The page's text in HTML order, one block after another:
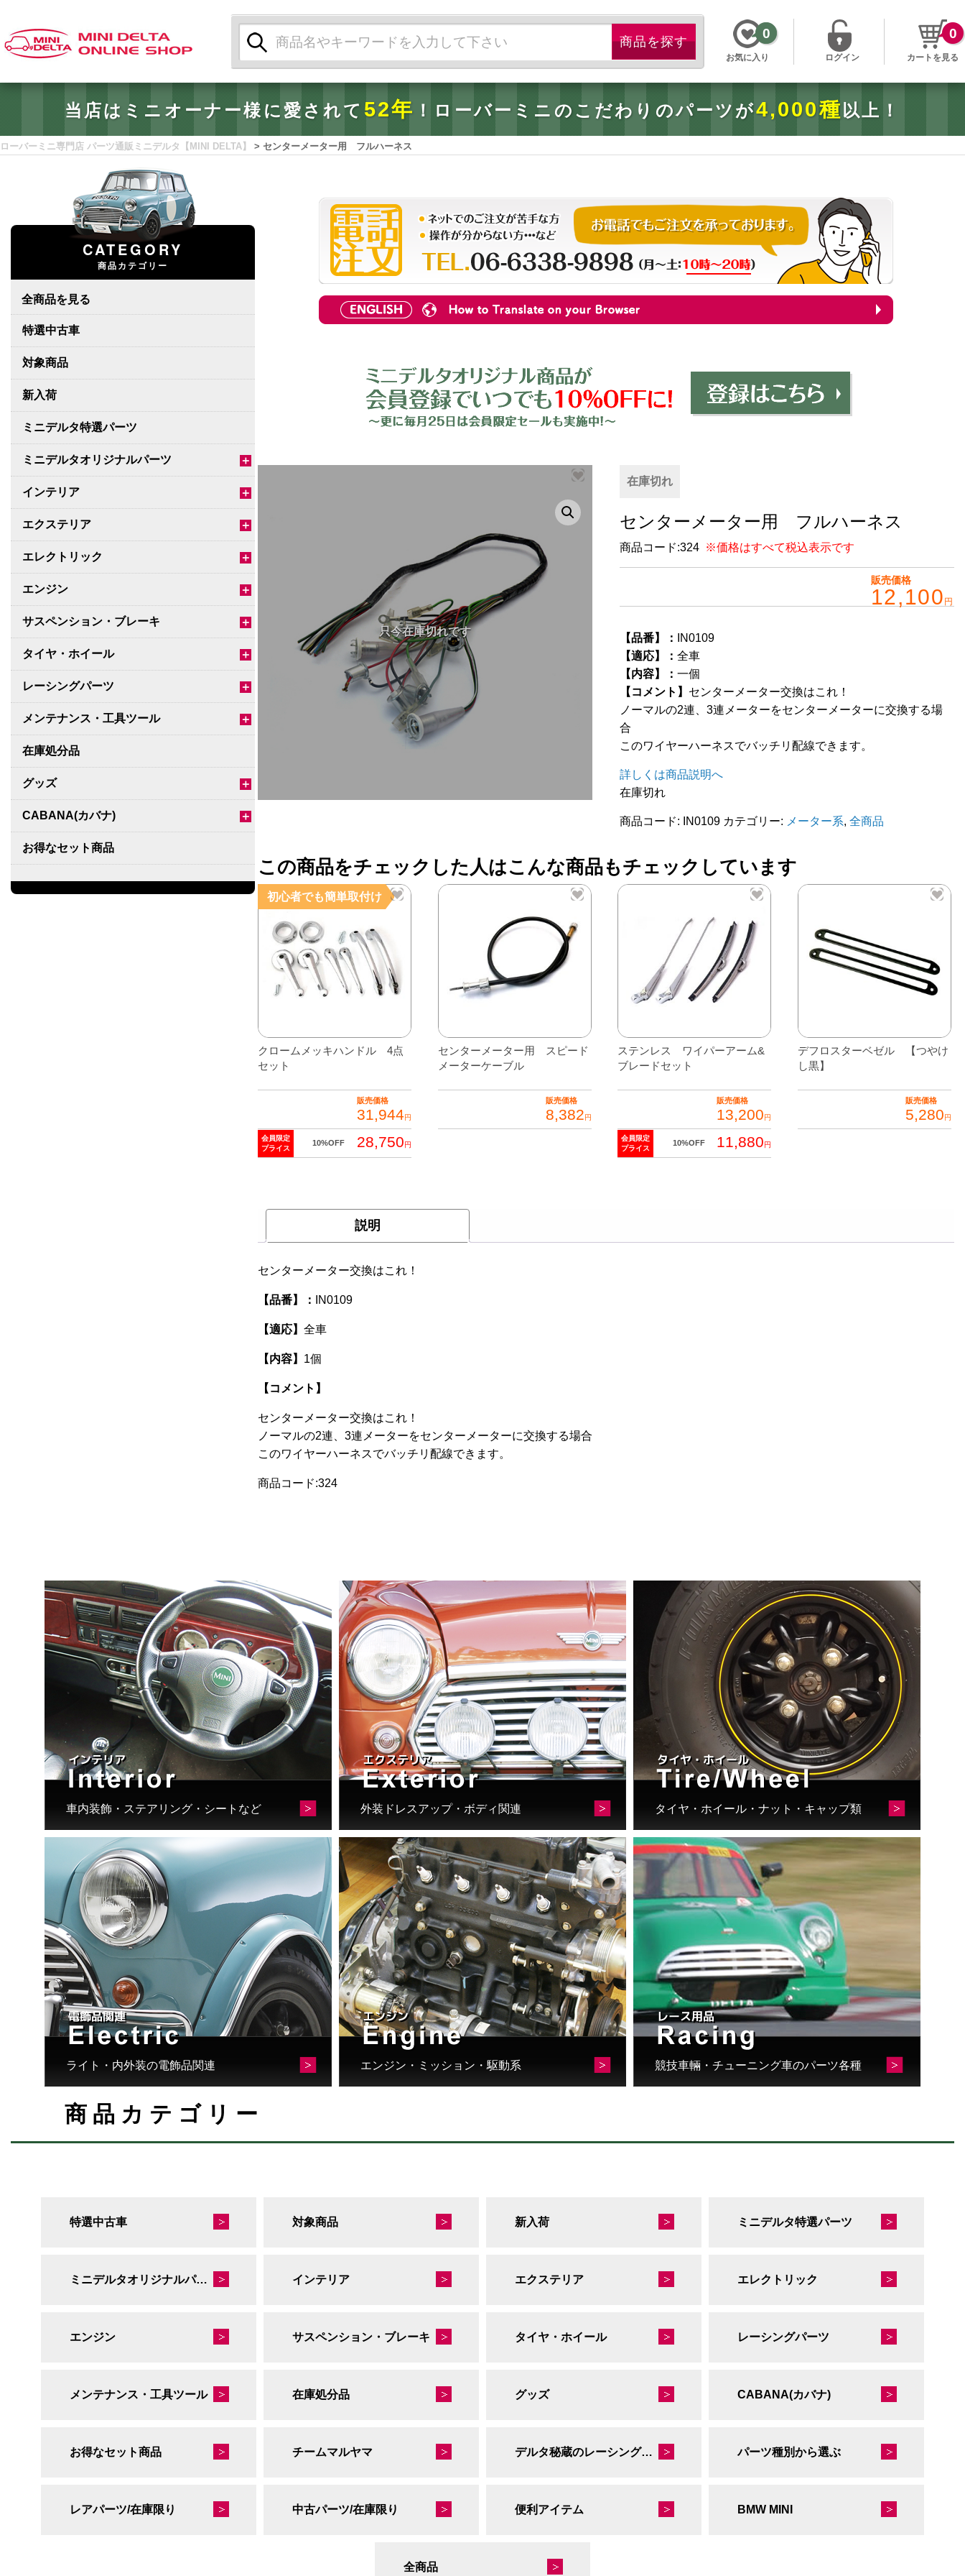
索:
お気に入り
0
ログイン カートを見る
0
当店はミニオーナー様に愛されて52年 ！ローバーミニのこだわりのパーツが4,000種 以上！
ローバーミニ専門店 パーツ通販ミニデルタ【MINI DELTA】 > センターメーター用 フルハーネス
CATEGORY
商品カテゴリー
全商品を見る
特選中古車
対象商品
新入荷
ミニデルタ特選パーツ
＋
ミニデルタオリジナルパーツ
＋
インテリア
＋
エクステリア
＋
エレクトリック
＋
エンジン
＋
サスペンション・ブレーキ
＋
タイヤ・ホイール
＋
レーシングパーツ
＋
メンテナンス・工具ツール
在庫処分品
＋
グッズ
＋
CABANA(カバナ)
お得なセット商品
チームマルヤマ
在庫切れ
センターメーター用 フルハーネス
商品コード:324 ※価格はすべて税込表示です
販売価格
12,100 円
【品番】：
IN0109
【適応】：全車
【内容】：一個
【コメント】 センターメーター交換はこれ！
ノーマルの2連、3連メーターをセンターメーターに交換する場
合
このワイヤーハーネスでバッチリ配線できます。
詳しくは商品説明へ
在庫切れ
商品コード: IN0109 カテゴリー: メーター系,全商品
この商品をチェックした人はこんな商品もチェックしています
初心者でも簡単取付け
クロームメッキハンドル 4点
セット
販売価格
31,944円
会員限定
プライス
10%OFF 28,750円
センターメーター用 スピード
メーターケーブル
販売価格
8,382円
ステンレス ワイパーアーム&
ブレードセット
販売価格
13,200円
会員限定
プライス
10%OFF 11,880円
デフロスターベゼル 【つやけ
し黒】
販売価格
5,280円
説明
センターメーター交換はこれ！
【品番】： IN0109
【適応】 全車
【内容】 1個
【コメント】
センターメーター交換はこれ！
ノーマルの2連、3連メーターをセンターメーターに交換する場合
このワイヤーハーネスでバッチリ配線できます。
商品コード:324
車内装飾・ステアリング・シートなど 外装ドレスアップ・ボディ関連 タイヤ・ホイール・ナット・キャップ類
ライト・内外装の電飾品関連 エンジン・ミッション・駆動系 競技車輛・チューニング車のパーツ各種
商品カテゴリー
特選中古車 対象商品 新入荷 ミニデルタ特選パーツ
ミニデルタオリジナルパーツ インテリア エクステリア エレクトリック
エンジン サスペンション・ブレーキ タイヤ・ホイール レーシングパーツ
メンテナンス・工具ツール 在庫処分品 グッズ CABANA(カバナ)
お得なセット商品 チームマルヤマ デルタ秘蔵のレーシングコレクション パーツ種別から選ぶ
レアパーツ/在庫限り 中古パーツ/在庫限り 便利アイテム BMW MINI
全商品